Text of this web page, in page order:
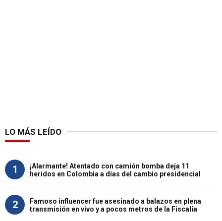
LO MÁS LEÍDO
1
¡Alarmante! Atentado con camión bomba deja 11
heridos en Colombia a días del cambio presidencial
2
Famoso influencer fue asesinado a balazos en plena
transmisión en vivo y a pocos metros de la Fiscalía